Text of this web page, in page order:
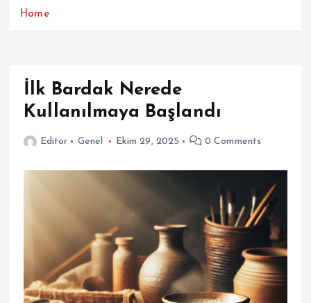
Home
İlk Bardak Nerede
Kullanılmaya Başlandı
Editor Genel Ekim 29, 2025 0 Comments